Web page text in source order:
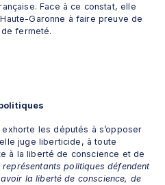
Face à ce constat, elle
Garonne à faire preuve de
fermeté.
les députés à s’opposer
juge liberticide, à toute
à la liberté de conscience et de
politiques défendent
la liberté de conscience, de